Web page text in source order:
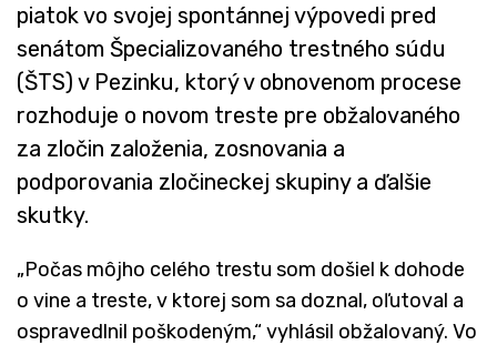
piatok vo svojej spontánnej výpovedi pred
senátom Špecializovaného trestného súdu
(ŠTS) v Pezinku, ktorý v obnovenom procese
rozhoduje o novom treste pre obžalovaného
za zločin založenia, zosnovania a
podporovania zločineckej skupiny a ďalšie
skutky.
„Počas môjho celého trestu som došiel k dohode
o vine a treste, v ktorej som sa doznal, oľutoval a
ospravedlnil poškodeným,“ vyhlásil obžalovaný. Vo